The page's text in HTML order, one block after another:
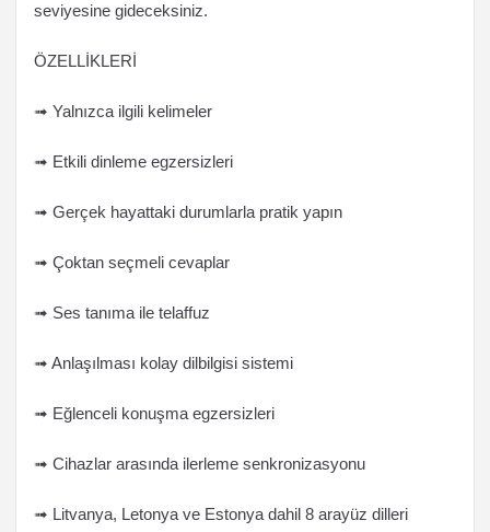
seviyesine gideceksiniz.
ÖZELLİKLERİ
➟ Yalnızca ilgili kelimeler
➟ Etkili dinleme egzersizleri
➟ Gerçek hayattaki durumlarla pratik yapın
➟ Çoktan seçmeli cevaplar
➟ Ses tanıma ile telaffuz
➟ Anlaşılması kolay dilbilgisi sistemi
➟ Eğlenceli konuşma egzersizleri
➟ Cihazlar arasında ilerleme senkronizasyonu
➟ Litvanya, Letonya ve Estonya dahil 8 arayüz dilleri